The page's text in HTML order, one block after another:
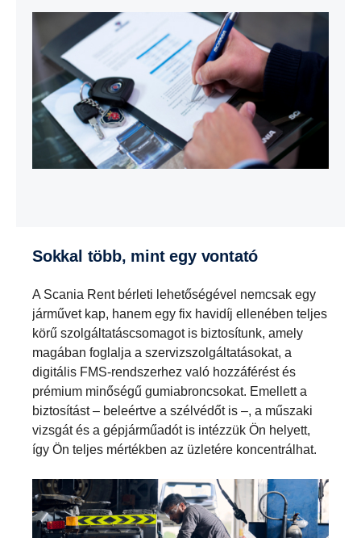
Sokkal több, mint egy vontató
A Scania Rent bérleti lehetőségével nemcsak egy
járművet kap, hanem egy fix havidíj ellenében teljes
körű szolgáltatáscsomagot is biztosítunk, amely
magában foglalja a szervizszolgáltatásokat, a
digitális FMS-rendszerhez való hozzáférést és
prémium minőségű gumiabroncsokat. Emellett a
biztosítást – beleértve a szélvédőt is –, a műszaki
vizsgát és a gépjárműadót is intézzük Ön helyett,
így Ön teljes mértékben az üzletére koncentrálhat.